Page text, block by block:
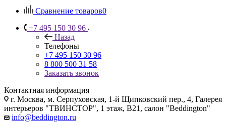
Сравнение товаров0
+7 495 150 30 96
Назад
Телефоны
+7 495 150 30 96
8 800 500 31 58
Заказать звонок
Контактная информация
г. Москва, м. Серпуховская, 1-й Щипковский пер., 4, Галерея
интерьеров "ТВИНСТОР", 1 этаж, B21, салон "Beddington"
info@beddington.ru